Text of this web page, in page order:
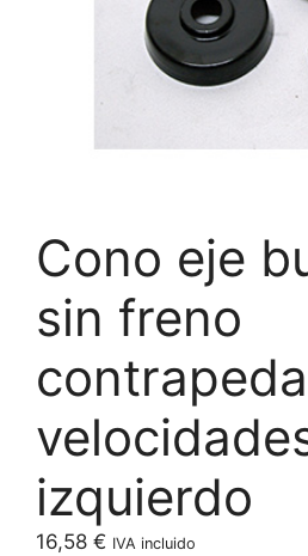
Cono eje
sin freno
izquierdo
16,58 € IVA incluido